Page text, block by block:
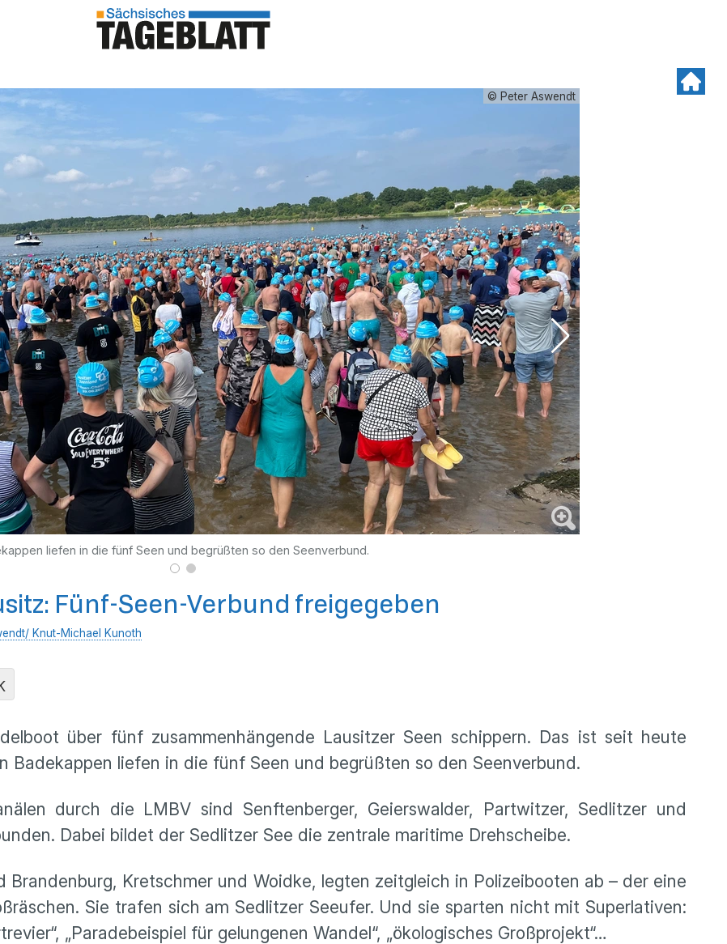
© Peter Aswendt
liefen in die fünf Seen und begrüßten so den Seenverbund.
Fünf-Seen-Verbund freigegeben
Knut-Michael Kunoth
über fünf zusammenhängende Lausitzer Seen schippern. Das ist seit heute
Badekappen liefen in die fünf Seen und begrüßten so den Seenverbund.
durch die LMBV sind Senftenberger, Geierswalder, Partwitzer, Sedlitzer und
Dabei bildet der Sedlitzer See die zentrale maritime Drehscheibe.
Brandenburg, Kretschmer und Woidke, legten zeitgleich in Polizeibooten ab – der eine
Sie trafen sich am Sedlitzer Seeufer. Und sie sparten nicht mit Superlativen:
„Paradebeispiel für gelungenen Wandel“, „ökologisches Großprojekt“…